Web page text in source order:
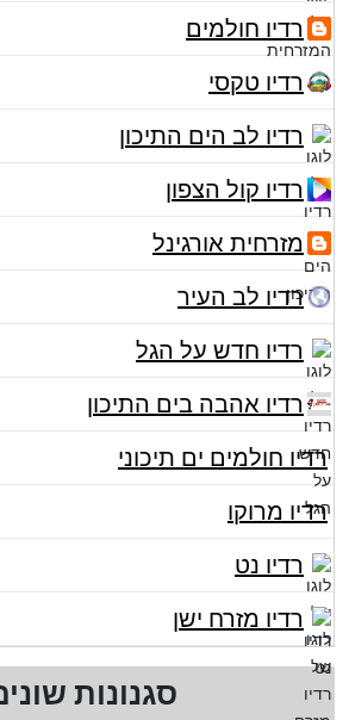
רדיו חולמים
רדיו טקסי
רדיו לב הים התיכון
רדיו קול הצפון
מזרחית אורגינל
רדיו לב העיר
רדיו חדש על הגל
רדיו אהבה בים התיכון
רדיו חולמים ים תיכוני
רדיו מרוקו
רדיו נט
רדיו מזרח ישן
סגנונות שונים